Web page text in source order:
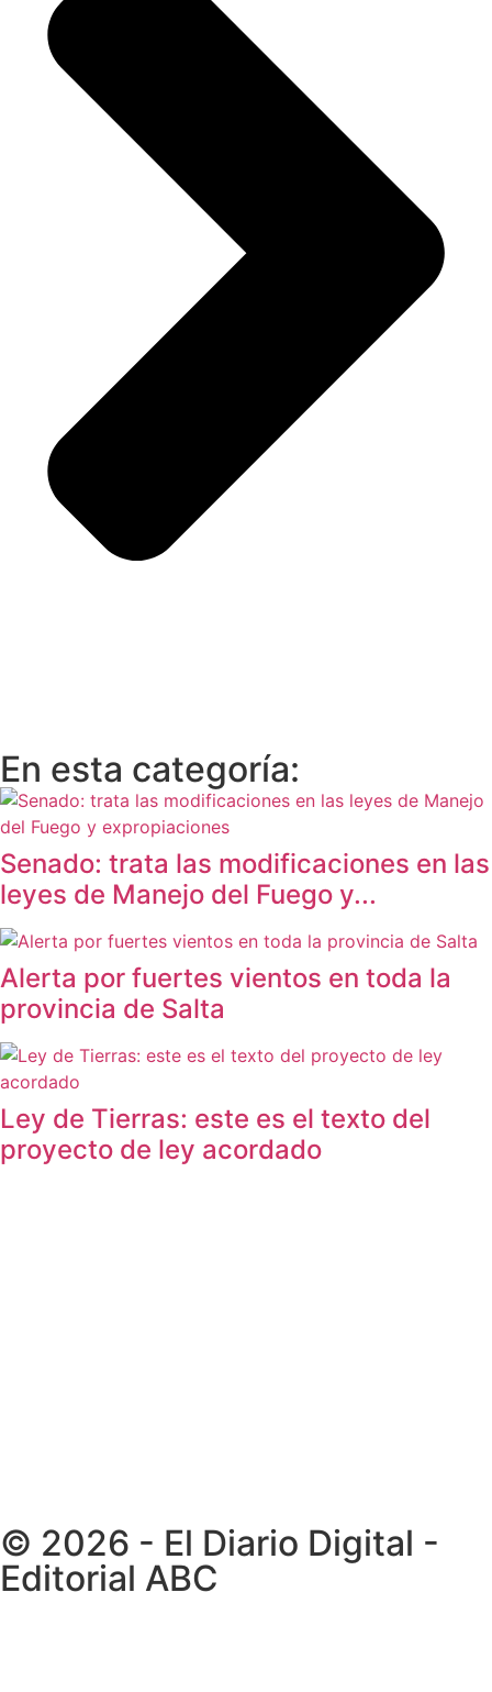
En esta categoría:
Senado: trata las modificaciones en las
leyes de Manejo del Fuego y...
Alerta por fuertes vientos en toda la
provincia de Salta
Ley de Tierras: este es el texto del
proyecto de ley acordado
© 2026 - El Diario Digital -
Editorial ABC